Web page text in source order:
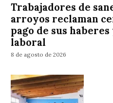
Trabajadores de
arroyos reclaman
pago de sus
laboral
8 de agosto de 2026